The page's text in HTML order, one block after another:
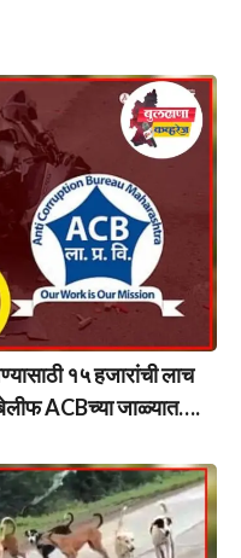
१५ हजारांची लाच
ACBच्या जाळ्यात….